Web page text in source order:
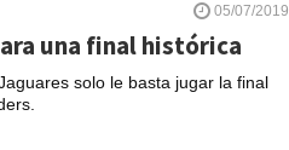
05/07/2019
una final histórica
solo le basta jugar la final